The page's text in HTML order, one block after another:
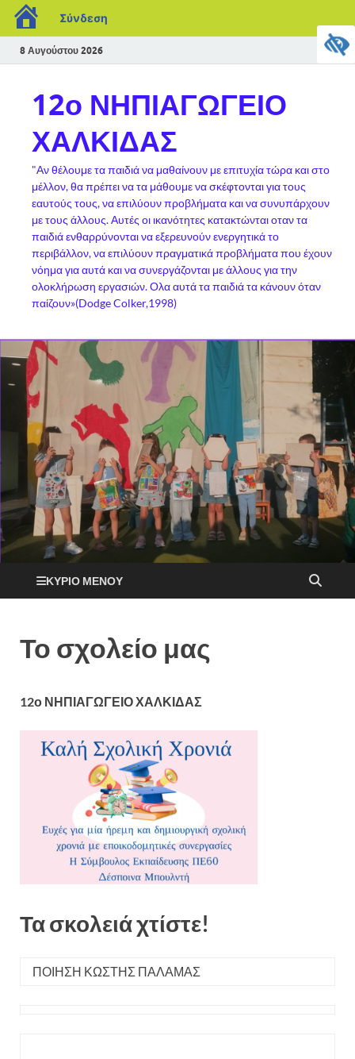
Σύνδεση
8 Αυγούστου 2026
12ο ΝΗΠΙΑΓΩΓΕΙΟ
ΧΑΛΚΙΔΑΣ
"Αν θέλουμε τα παιδιά να μαθαίνουν με επιτυχία τώρα και στο
μέλλον, θα πρέπει να τα μάθουμε να σκέφτονται για τους
εαυτούς τους, να επιλύουν προβλήματα και να συνυπάρχουν
με τους άλλους. Αυτές οι ικανότητες κατακτώνται οταν τα
παιδιά ενθαρρύνονται να εξερευνούν ενεργητικά το
περιβάλλον, να επιλύουν πραγματικά προβλήματα που έχουν
νόημα για αυτά και να συνεργάζονται με άλλους για την
ολοκλήρωση εργασιών. Ολα αυτά τα παιδιά τα κάνουν όταν
παίζουν»(Dodge Colker,1998)
ΚΎΡΙΟ ΜΕΝΟΎ
Το σχολείο μας
12ο ΝΗΠΙΑΓΩΓΕΙΟ ΧΑΛΚΙΔΑΣ
Τα σκολειά χτίστε!
ΠΟΙΗΣΗ ΚΩΣΤΗΣ ΠΑΛΑΜΑΣ